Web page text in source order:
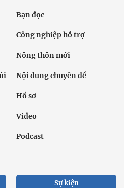
Bạn đọc
Công nghiệp hỗ trợ
Nông thôn mới
Nội dung chuyên đề
Hồ sơ
Video
Podcast
Sự kiện